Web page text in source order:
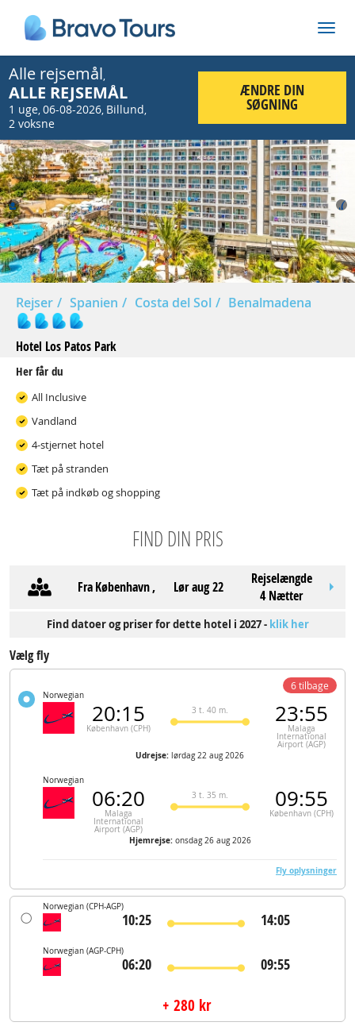
Alle rejsemål,
ALLE REJSEMÅL
1 uge,06-08-2026, Billund,
2 voksne
ÆNDRE DIN
SØGNING
Prev
Rejser Spanien Costa del Sol Benalmadena
Hotel Los Patos Park
Her får du
All Inclusive
Vandland
4-stjernet hotel
Tæt på stranden
Tæt på indkøb og shopping
FIND DIN PRIS
FraKøbenhavn, lør aug 22
Rejselængde
4 Nætter
Find datoer og priser for dette hotel i 2027 - klik her
Vælg fly
Norwegian
20:15
København (CPH)
3 t. 40 m. 23:55
Malaga
International
Airport (AGP)
Udrejse: lørdag 22 aug 2026
Norwegian
06:20
Malaga
International
Airport (AGP)
3 t. 35 m. 09:55
København (CPH)
Hjemrejse: onsdag 26 aug 2026
6 tilbage
Fly oplysninger
Norwegian (CPH-AGP)
10:25 14:05
Norwegian (AGP-CPH)
06:20 09:55
+ 280 kr